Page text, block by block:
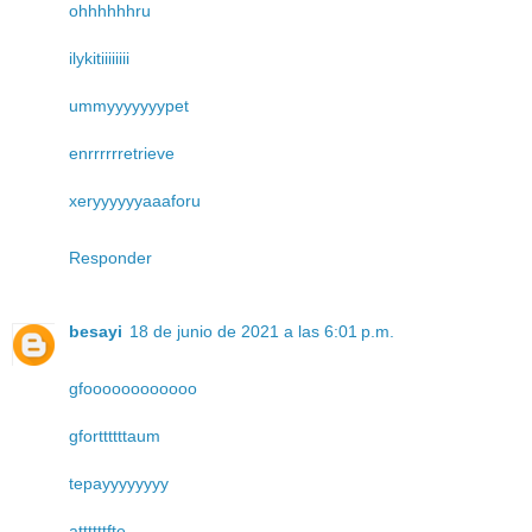
ohhhhhhru
ilykitiiiiiiii
ummyyyyyyypet
enrrrrrretrieve
xeryyyyyyaaaforu
Responder
besayi 18 de junio de 2021 a las 6:01 p.m.
gfoooooooooooo
gforttttttaum
tepayyyyyyyy